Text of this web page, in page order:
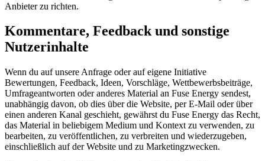
Anbieter zu richten.
Kommentare, Feedback und sonstige
Nutzerinhalte
Wenn du auf unsere Anfrage oder auf eigene Initiative
Bewertungen, Feedback, Ideen, Vorschläge, Wettbewerbsbeiträge,
Umfrageantworten oder anderes Material an Fuse Energy sendest,
unabhängig davon, ob dies über die Website, per E-Mail oder über
einen anderen Kanal geschieht, gewährst du Fuse Energy das Recht,
das Material in beliebigem Medium und Kontext zu verwenden, zu
bearbeiten, zu veröffentlichen, zu verbreiten und wiederzugeben,
einschließlich auf der Website und zu Marketingzwecken.